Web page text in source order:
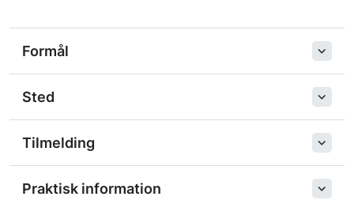
Formål
Sted
Tilmelding
Praktisk information